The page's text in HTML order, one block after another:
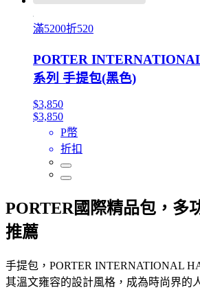
滿5200折520
PORTER
系列 手提包(黑色)
$3,850
$3,850
P幣
折扣
PORTER國際精品包，多
推薦
手提包，PORTER INTERNATIONAL
其溫文雍容的設計風格，成為時尚界的